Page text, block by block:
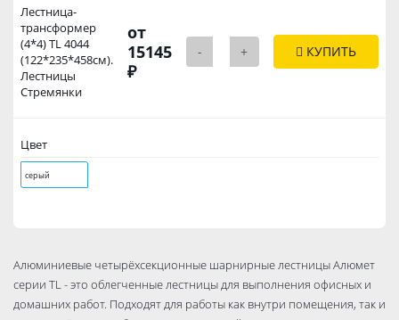
Лестница-
трансформер
(4*4) TL 4044
(122*235*458см).
Лестницы
Стремянки
от
15145
₽
- + КУПИТЬ
Цвет
серый
Алюминиевые четырёхсекционные шарнирные лестницы Алюмет
серии TL - это облегченные лестницы для выполнения офисных и
домашних работ. Подходят для работы как внутри помещения, так и